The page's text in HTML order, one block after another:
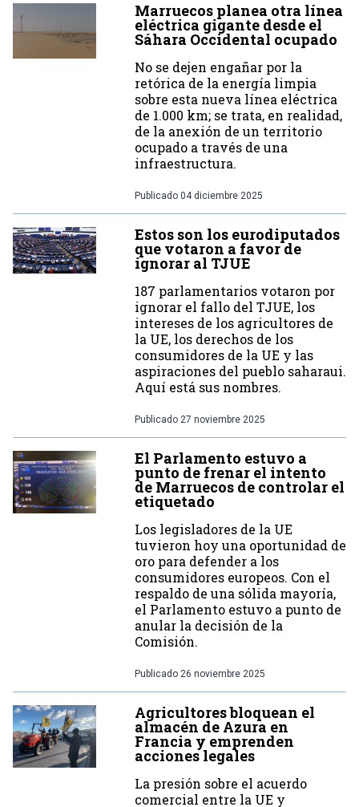
Marruecos planea otra línea
eléctrica gigante desde el
Sáhara Occidental ocupado
No se dejen engañar por la
retórica de la energía limpia
sobre esta nueva línea eléctrica
de 1.000 km; se trata, en realidad,
de la anexión de un territorio
ocupado a través de una
infraestructura.
Publicado 04 diciembre 2025
Estos son los eurodiputados
que votaron a favor de
ignorar al TJUE
187 parlamentarios votaron por
ignorar el fallo del TJUE, los
intereses de los agricultores de
la UE, los derechos de los
consumidores de la UE y las
aspiraciones del pueblo saharaui.
Aquí está sus nombres.
Publicado 27 noviembre 2025
El Parlamento estuvo a
punto de frenar el intento
de Marruecos de controlar el
etiquetado
Los legisladores de la UE
tuvieron hoy una oportunidad de
oro para defender a los
consumidores europeos. Con el
respaldo de una sólida mayoría,
el Parlamento estuvo a punto de
anular la decisión de la
Comisión.
Publicado 26 noviembre 2025
Agricultores bloquean el
almacén de Azura en
Francia y emprenden
acciones legales
La presión sobre el acuerdo
comercial entre la UE y